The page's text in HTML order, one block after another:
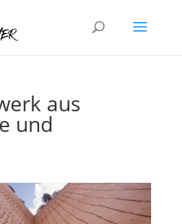
aus
und